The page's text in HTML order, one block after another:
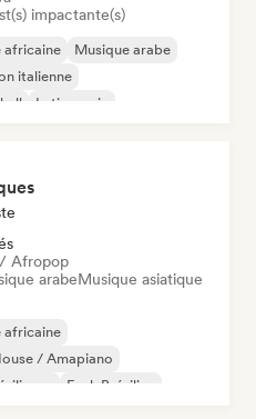
impactante(s)
africaine
Musique arabe
italienne
Latin music
Afropop
arabeMusique asiatique
africaine
/ Amapiano
Funk Brésilien